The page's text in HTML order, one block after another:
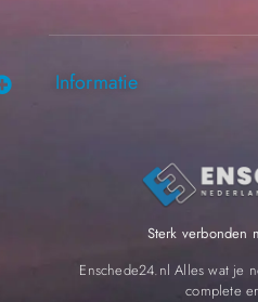
Informatie
Sterk verbonden
Enschede24.nl Alles wat je
complete